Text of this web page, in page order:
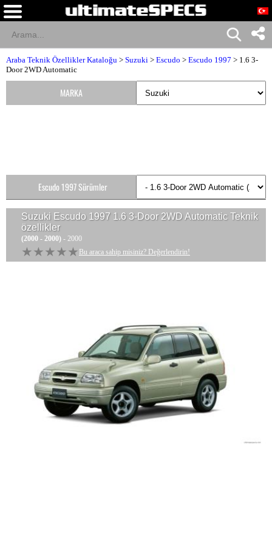
Araba Teknik Özellikler Kataloğu > Suzuki > Escudo > Escudo 1997 > 1.6 3-
Door 2WD Automatic
Suzuki Escudo 1997 1.6 3-Door 2WD Automatic Teknik
özellikler
(2000 - 2000) - 2000
★★★★★
★★★★★ Bu araca sahip misiniz? Değerlendirin!
MARKA
Escudo 1997 Sürümler